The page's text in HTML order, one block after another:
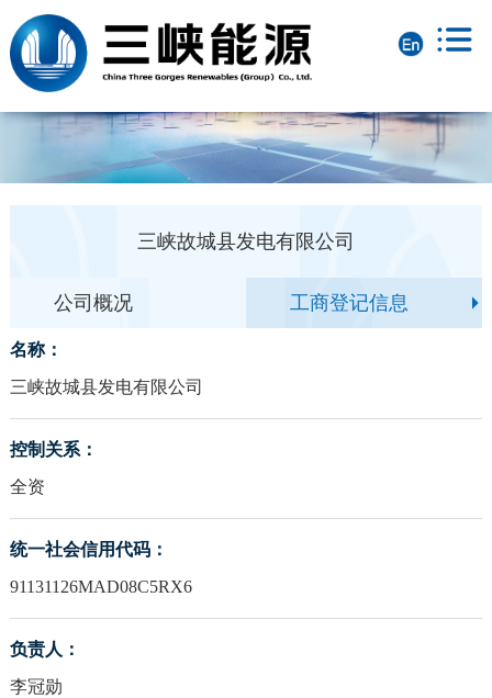
三峡故城县发电有限公司
公司概况 工商登记信息
名称：
三峡故城县发电有限公司
控制关系：
全资
统一社会信用代码：
91131126MAD08C5RX6
负责人：
李冠勋